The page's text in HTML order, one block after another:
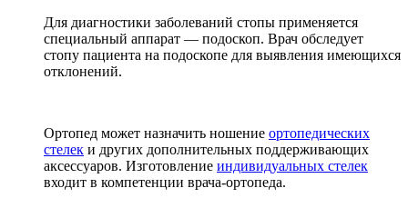
Для диагностики заболеваний стопы применяется
специальный аппарат — подоскоп. Врач обследует
стопу пациента на подоскопе для выявления имеющихся
отклонений.
Ортопед может назначить ношение ортопедических
стелек и других дополнительных поддерживающих
аксессуаров. Изготовление индивидуальных стелек
входит в компетенции врача-ортопеда.